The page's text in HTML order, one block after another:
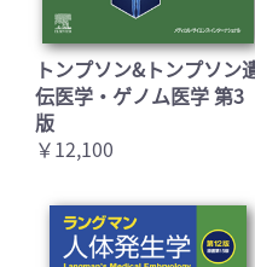
トンプソン&トンプソン
伝医学・ゲノム医学 第3
版
￥12,100